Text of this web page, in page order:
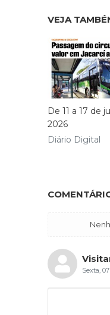
VEJA
De 11 a 17 de
2026
Diário Digital
Sexta,